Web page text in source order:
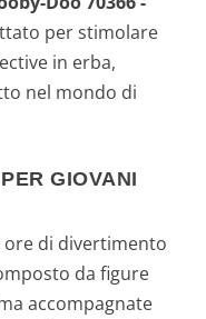
per stimolare
in erba,
nel mondo di
GIOVANI
di divertimento
da figure
accompagnate